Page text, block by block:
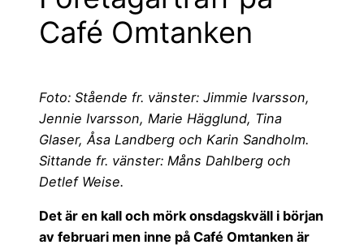
Café Omtanken
Foto: Stående fr. vänster: Jimmie Ivarsson,
Jennie Ivarsson, Marie Hägglund, Tina
Glaser, Åsa Landberg och Karin Sandholm.
Sittande fr. vänster: Måns Dahlberg och
Detlef Weise.
Det är en kall och mörk onsdagskväll i början
av februari men inne på Café Omtanken är